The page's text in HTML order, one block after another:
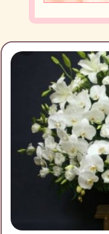
ひらりんのチケット
Number_iお
Number_iツアー、
を求めています。
King &
キンプリのツアー
2枚お譲り願います
ひらりんの友達募集
ひらりんのブログ月
2020年9月(4)
2020年1月(2)
2019年9月(1)
2019年5月(1)